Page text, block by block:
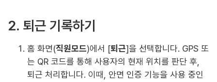
2. 퇴근 기록하기
홈 화면(직원모드)에서 [퇴근]을 선택합니다. GPS 또
는 QR 코드를 통해 사용자의 현재 위치를 판단 후,
퇴근 처리합니다. 이때, 안면 인증 기능을 사용 중인